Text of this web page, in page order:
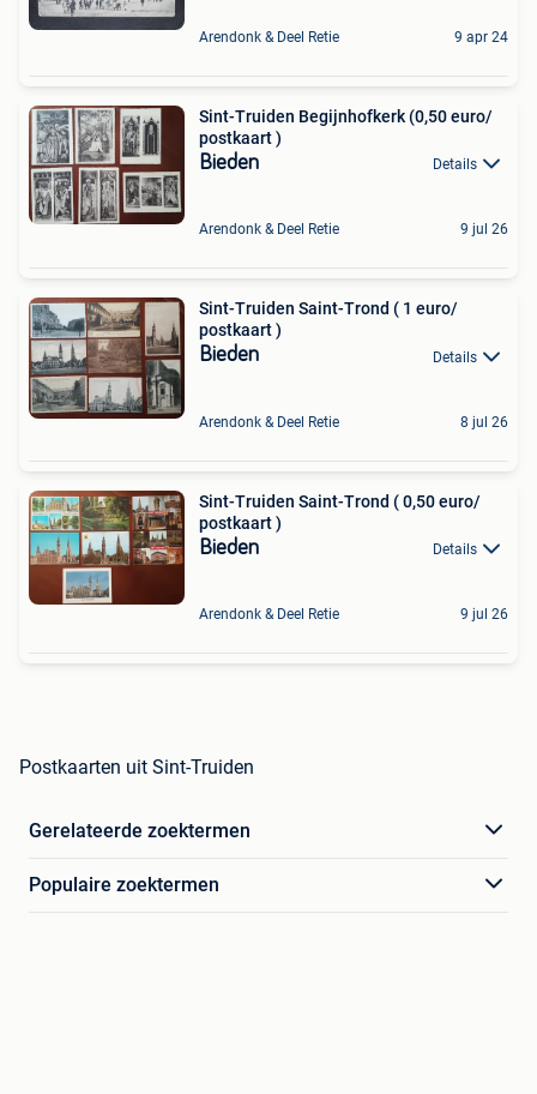
Arendonk & Deel Retie 9 apr 24
Sint-Truiden Begijnhofkerk (0,50 euro/
postkaart )
Bieden Details
Arendonk & Deel Retie 9 jul 26
Sint-Truiden Saint-Trond ( 1 euro/
postkaart )
Bieden Details
Arendonk & Deel Retie 8 jul 26
Sint-Truiden Saint-Trond ( 0,50 euro/
postkaart )
Bieden Details
Arendonk & Deel Retie 9 jul 26
Postkaarten uit Sint-Truiden
Gerelateerde zoektermen
Populaire zoektermen